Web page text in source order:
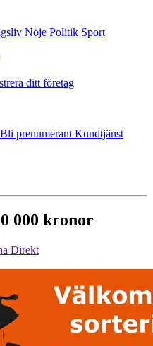
Nöje Politik Sport
ditt företag
Bli prenumerant Kundtjänst
000 kronor
Direkt